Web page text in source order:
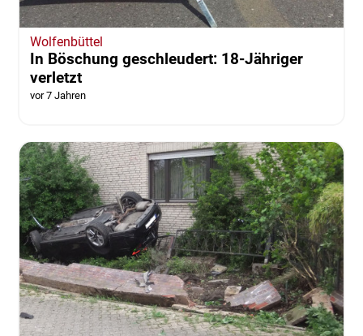
Wolfenbüttel
In Böschung geschleudert: 18-Jähriger
verletzt
vor 7 Jahren